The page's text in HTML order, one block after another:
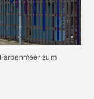
zum